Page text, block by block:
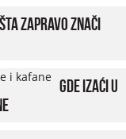
zapravo znači
Gde izaći u